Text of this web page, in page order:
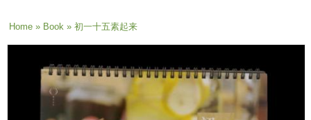
You are here
Home» Book» 初一十五素起来